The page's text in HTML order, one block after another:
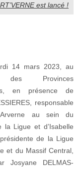
est lancé !
14 mars 2023, au
des Provinces
en présence de
responsable
au sein du
la Ligue et d’Isabelle
de la Ligue
et du Massif Central,
Josyane DELMAS-